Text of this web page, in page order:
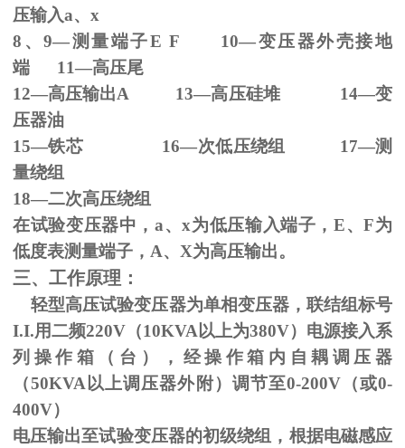
压输入a、 x
8、9—测量端子E F 10—变压器外壳接地
端 11—高压尾
12—高压输出A 13—高压硅堆 14—变
压器油
15—铁芯 16—次低压绕组 17—测
量绕组
18—二次高压绕组
在试验变压器中，a、x为低压输入端子，E、F为
低度表测量端子， A、 X为高压输出。
三、工作原理：
轻型高压试验变压器为单相变压器，联结组标号
I.I.用二频220V （10KVA 以上为380V）电源接入系
列操作箱（台），经操作箱内自耦调压器
（50KVA 以上调压器外附）调节至0-200V（或0-
400V）
电压输出至试验变压器的初级绕组，根据电磁感应